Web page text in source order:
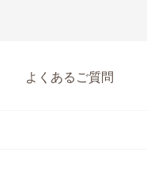
よくあるご質問